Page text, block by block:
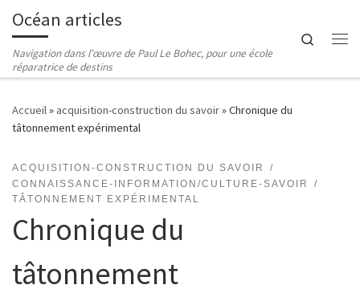
Passer au contenu
Océan articles
Navigation dans l'œuvre de Paul Le Bohec, pour une école
réparatrice de destins
Search
Accueil» acquisition-construction du savoir»Chronique du
tâtonnement expérimental
ACQUISITION-CONSTRUCTION DU SAVOIR
CONNAISSANCE-INFORMATION/CULTURE-SAVOIR
TÂTONNEMENT EXPÉRIMENTAL
Chronique du
tâtonnement